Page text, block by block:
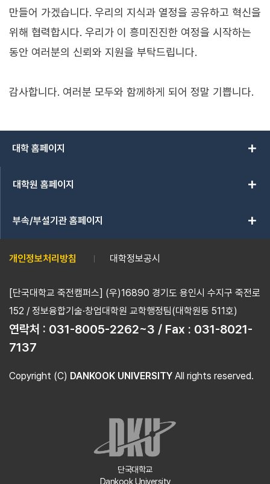
만들어 가겠습니다. 우리의 지식과 열정을 공유하고 혁신을
위해 협력합시다. 우리가 이 흥미진진한 여정을 시작하는
동안 여러분의 신뢰와 지원을 부탁드립니다.
감사합니다. 여러분 모두와 함께하게 되어 정말 기쁩니다.
대학 홈페이지 add
대학원 홈페이지 add
부속/부설기관 홈페이지 add
개인정보처리방침 대학정보공시
[단국대학교 죽전캠퍼스] (우)16890 경기도 용인시 수지구 죽전로
152 / 정보융합기술·창업대학원 교학행정팀(대학원동 511호)
연락처 : 031-8005-2262~3 / Fax : 031-8021-
7137
Copyright (C) DANKOOK UNIVERSITY All rights reserved.
단국대학교
Dankook University